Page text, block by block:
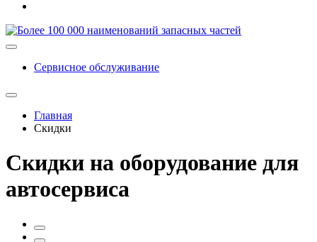
Сервисное обслуживание
Главная
Скидки
Скидки на оборудование для
автосервиса